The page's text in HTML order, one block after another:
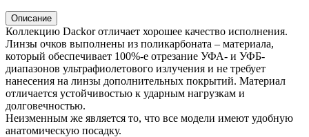
Описание
Коллекцию Dackor отличает хорошее качество исполнения.
Линзы очков выполнены из поликарбоната – материала,
который обеспечивает 100%-е отрезание УФА- и УФБ-
диапазонов ультрафиолетового излучения и не требует
нанесения на линзы дополнительных покрытий. Материал
отличается устойчивостью к ударным нагрузкам и
долговечностью.
Неизменным же является то, что все модели имеют удобную
анатомическую посадку.